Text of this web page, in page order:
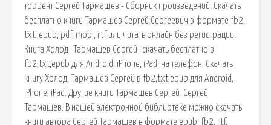
торрент Сергей Тармашев - Сборник произведений. Скачать
бесплатно книги Тармашев Сергей Сергеевич в формате fb2,
txt, epub, pdf, mobi, rtf или читать онлайн без регистрации.
Книга Холод -Тармашев Сергей- скачать бесплатно в
fb2,txt,epub для Android, iPhone, iPad, на телефон. Скачать
книгу Холод, Тармашев Сергей в fb2,txt,epub для Android,
iPhone, iPad. Другие книги Тармашев Сергей. Сергей
Тармашев. В нашей электронной библиотеке можно скачать
книги автора Сергей Тармашев в формате epub, fb2, rtf,